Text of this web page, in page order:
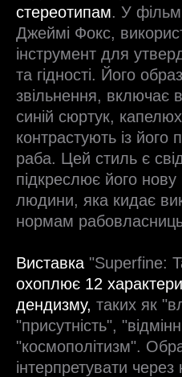
стереотипам. У
Джеймі Фокс,
інструмент для
та гідності. Його
звільнення, включає
синій сюртук, капелюх
контрастують із його
раба. Цей стиль є
підкреслює його нову
людини, яка кидає
нормам
Виставка "Superfine:
охоплює 12
дендизму, таких як
"присутність",
"космополітизм".
інтерпретувати через